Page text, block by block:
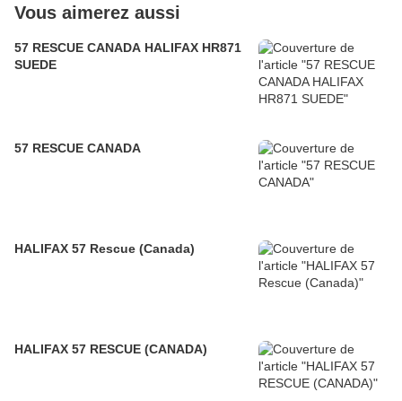
Vous aimerez aussi
57 RESCUE CANADA HALIFAX HR871
SUEDE
57 RESCUE CANADA
HALIFAX 57 Rescue (Canada)
HALIFAX 57 RESCUE (CANADA)